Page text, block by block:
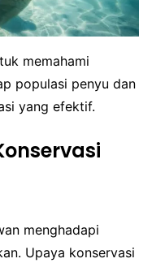
memahami
populasi penyu dan
yang efektif.
menghadapi
Upaya konservasi